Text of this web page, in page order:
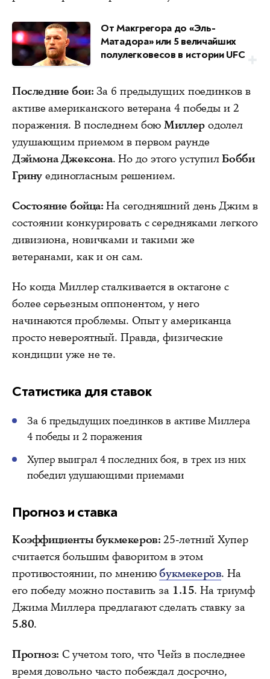
От Макгрегора до «Эль-
Матадора» или 5 величайших
полулегковесов в истории UFC
Последние бои: За 6 предыдущих поединков в
активе американского ветерана 4 победы и 2
поражения. В последнем боюМиллеродолел
удушающим приемом в первом раунде
Дэймона Джексона. Но до этого уступилБобби
Грину единогласным решением.
Состояние бойца: На сегодняшний день Джим в
состоянии конкурировать с середняками легкого
дивизиона, новичками и такими же
ветеранами, как и он сам.
Но когда Миллер сталкивается в октагоне с
более серьезным оппонентом, у него
начинаются проблемы. Опыт у американца
просто невероятный. Правда, физические
кондиции уже не те.
Статистика для ставок
За 6 предыдущих поединков в активе Миллера
4 победы и 2 поражения
Хупер выиграл 4 последних боя, в трех из них
победил удушающими приемами
Прогноз и ставка
Коэффициенты букмекеров: 25-летний Хупер
считается большим фаворитом в этом
противостоянии, по мнениюбукмекеров. На
его победу можно поставить за 1.15. На триумф
Джима Миллера предлагают сделать ставку за
5.80.
Прогноз: С учетом того, что Чейз в последнее
время довольно часто побеждал досрочно,